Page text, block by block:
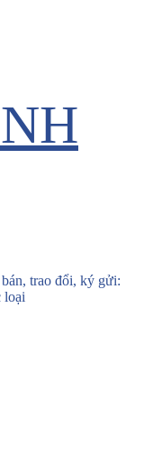
trao đổi, ký gửi:
loại